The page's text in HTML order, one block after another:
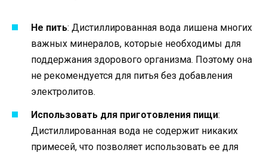
Не пить: Дистиллированная вода лишена многих
важных минералов, которые необходимы для
поддержания здорового организма. Поэтому она
не рекомендуется для питья без добавления
электролитов.
Использовать для приготовления пищи:
Дистиллированная вода не содержит никаких
примесей, что позволяет использовать ее для